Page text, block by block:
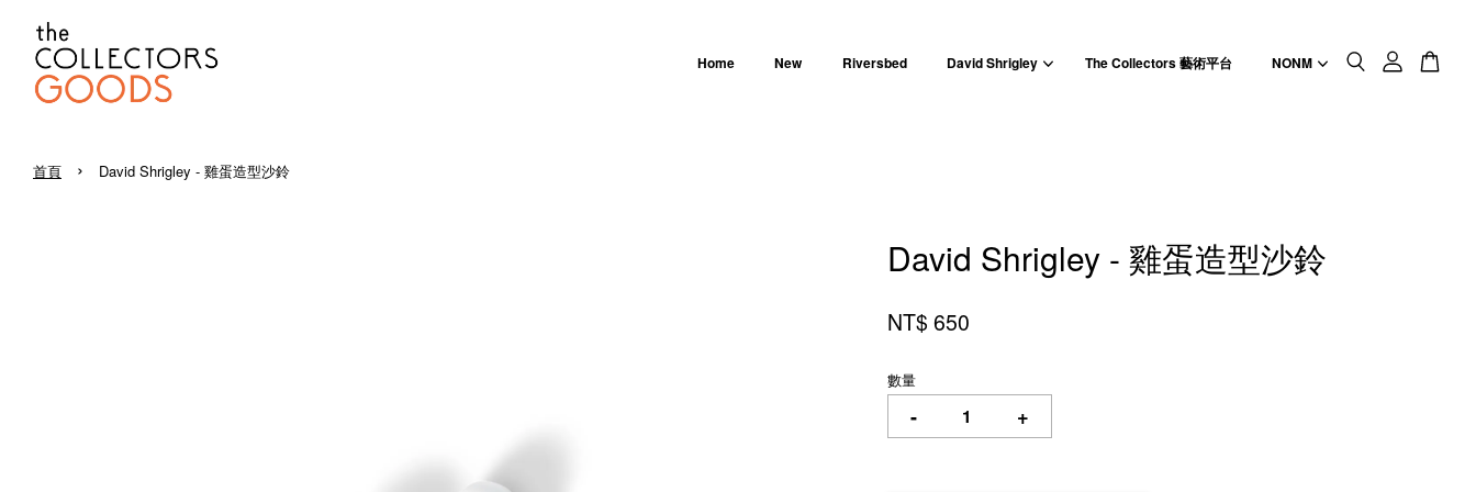
Home New Riversbed David Shrigley The Collectors 藝術平台 NONM
首頁 › David Shrigley - 雞蛋造型沙鈴
David Shrigley - 雞蛋造型沙鈴
NT$ 650
數量
- +